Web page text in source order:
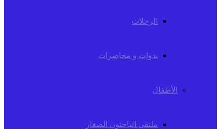
الرحلات
ندوات و محاضرات
الأطفال
ملتقى الباحثون الصغار